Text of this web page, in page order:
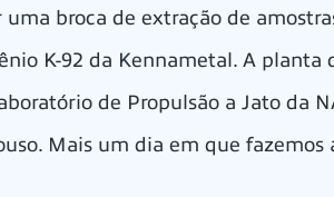
broca de extração de
K-92 da Kennametal. A planta
de Propulsão a Jato da
Mais um dia em que fazemos